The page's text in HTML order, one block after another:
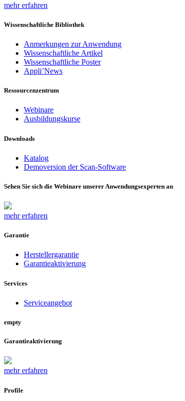
mehr erfahren
Wissenschaftliche Bibliothek
Anmerkungen zur Anwendung
Wissenschaftliche Artikel
Wissenschaftliche Poster
Appli’News
Ressourcenzentrum
Webinare
Ausbildungskurse
Downloads
Katalog
Demoversion der Scan-Software
Sehen Sie sich die Webinare unserer Anwendungsexperten an
mehr erfahren
Garantie
Herstellergarantie
Garantieaktivierung
Services
Serviceangebot
empty
Garantieaktivierung
mehr erfahren
Profile